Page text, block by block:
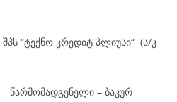
შპს “ტექნო კრედიტ პლიუსი“ (ს/კ
წარმომადგენელი – ბაკურ